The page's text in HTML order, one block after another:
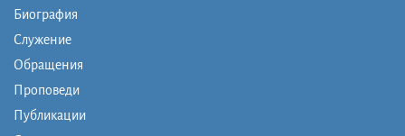
Биография
Служение
Обращения
Проповеди
Публикации